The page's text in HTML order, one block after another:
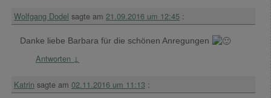
Wolfgang Dodel sagte am 21.09.2016 um 12:45 :
Danke liebe Barbara für die schönen Anregungen
Antworten ↓
Katrin sagte am 02.11.2016 um 11:13 :